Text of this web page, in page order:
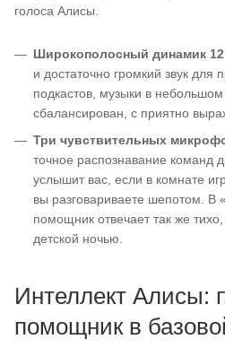
голоса Алисы.
Широкополосный динамик
и достаточно громкий звук для
подкастов, музыки в
сбалансирован, с приятно
Три чувствительных
точное распознавание команд
услышит вас, если в комнате
вы разговариваете шепотом.
помощник отвечает так же
детской ночью.
Интеллект Алисы:
помощник в